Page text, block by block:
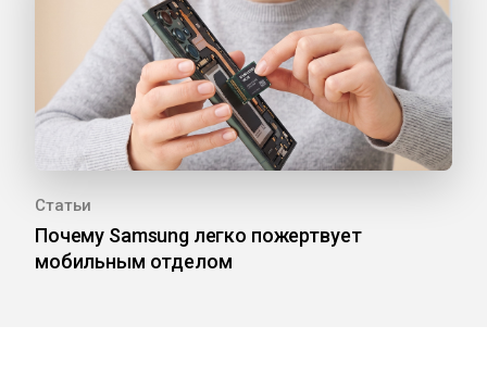
Статьи
Почему Samsung легко пожертвует
мобильным отделом